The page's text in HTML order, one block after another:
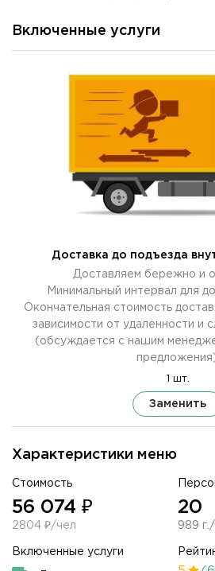
Характеристики меню
Стоимость
56 074 ₽
2804 ₽/чел
20
989 г./
Включенные услуги
Включенные услуги
Доставка до подъезда
Доставляем бережно и
Минимальный интервал для
Окончательная стоимость
зависимости от удаленности и
(обсуждается с нашим
1 шт.
Заменить